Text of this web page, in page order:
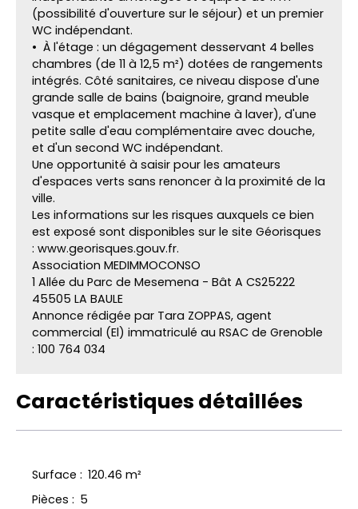
(possibilité d'ouverture sur le séjour) et un premier
WC indépendant.
À l'étage : un dégagement desservant 4 belles
chambres (de 11 à 12,5 m²) dotées de rangements
intégrés. Côté sanitaires, ce niveau dispose d'une
grande salle de bains (baignoire, grand meuble
vasque et emplacement machine à laver), d'une
petite salle d'eau complémentaire avec douche,
et d'un second WC indépendant.
Une opportunité à saisir pour les amateurs
d'espaces verts sans renoncer à la proximité de la
ville.
Les informations sur les risques auxquels ce bien
est exposé sont disponibles sur le site Géorisques
: www.georisques.gouv.fr.
Association MEDIMMOCONSO
1 Allée du Parc de Mesemena - Bât A CS25222
45505 LA BAULE
Annonce rédigée par Tara ZOPPAS, agent
commercial (El) immatriculé au RSAC de Grenoble
: 100 764 034
Caractéristiques détaillées
Surface : 120.46 m²
Pièces : 5